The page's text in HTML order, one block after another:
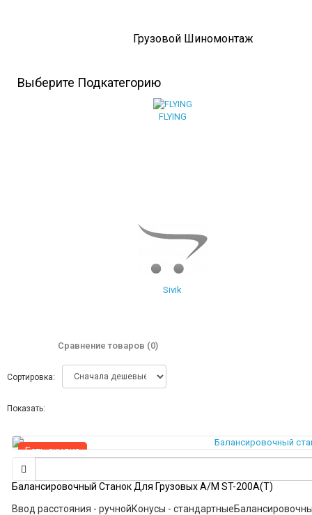
Грузовой Шиномонтаж
Выберите Подкатегорию
FLYING
Sivik
Сравнение товаров (0)
Сортировка:
Показать:
Есть скидка
Балансировочный Станок Для Грузовых А/м ST-200A(T)
Ввод расстояния - ручнойКонусы -